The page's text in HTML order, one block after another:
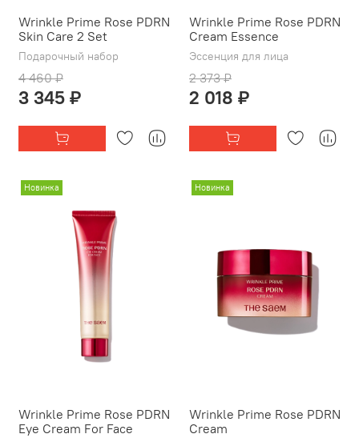
Wrinkle Prime Rose PDRN
Skin Care 2 Set
Подарочный набор
4 460 ₽
3 345 ₽
Wrinkle Prime Rose PDRN
Cream Essence
Эссенция для лица
2 373 ₽
2 018 ₽
Новинка
Wrinkle Prime Rose PDRN
Eye Cream For Face
Новинка
Wrinkle Prime Rose PDRN
Cream